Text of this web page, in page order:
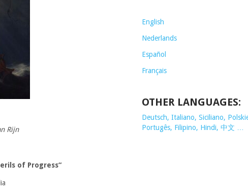
Rijn
of Progress“
English
Nederlands
Español
Français
OTHER LANGUAGES:
Deutsch, Italiano, Siciliano,
Portugês, Filipino, Hindi, 中文 …